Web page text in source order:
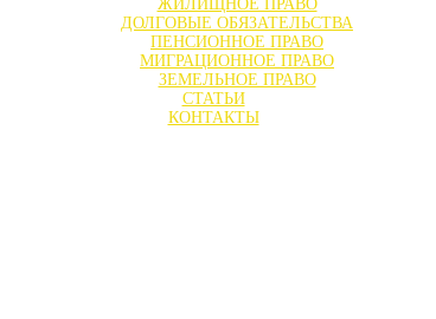
ЖИЛИЩНОЕ ПРАВО
ДОЛГОВЫЕ ОБЯЗАТЕЛЬСТВА
ПЕНСИОННОЕ ПРАВО
МИГРАЦИОННОЕ ПРАВО
ЗЕМЕЛЬНОЕ ПРАВО
СТАТЬИ
КОНТАКТЫ